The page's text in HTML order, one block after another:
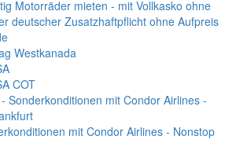
Motorräder mieten - mit Vollkasko ohne
deutscher Zusatzhaftpflicht ohne Aufpreis
Westkanada
COT
Sonderkonditionen mit Condor Airlines -
mit Condor Airlines - Nonstop